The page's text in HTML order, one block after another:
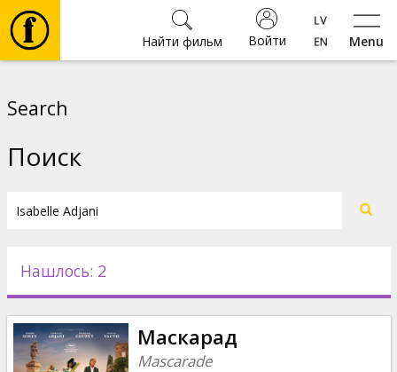
Menu
Войти
Найти фильм
Новости
Подарки
Search
Поиск
Нашлось: 2
Маскарад
Mascarade